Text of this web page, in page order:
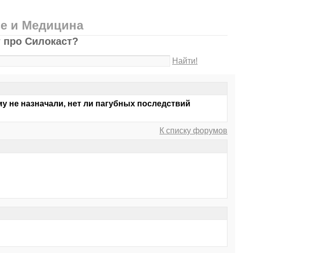
и Медицина
про Силокаст?
Найти!
назначали, нет ли пагубных последствий
К списку форумов